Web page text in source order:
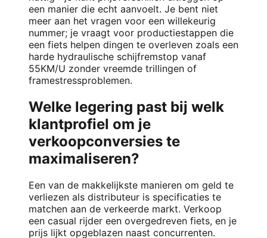
een manier die echt aanvoelt. Je bent niet
meer aan het vragen voor een willekeurig
nummer; je vraagt voor productiestappen die
een fiets helpen dingen te overleven zoals een
harde hydraulische schijfremstop vanaf
55KM/U zonder vreemde trillingen of
framestressproblemen.
Welke legering past bij welk
klantprofiel om je
verkoopconversies te
maximaliseren?
Een van de makkelijkste manieren om geld te
verliezen als distributeur is specificaties te
matchen aan de verkeerde markt. Verkoop
een casual rijder een overgedreven fiets, en je
prijs lijkt opgeblazen naast concurrenten.